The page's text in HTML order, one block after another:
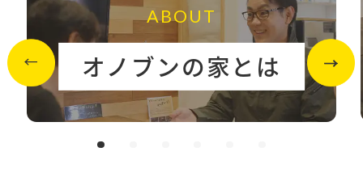
ABOUT
オノブンの家とは